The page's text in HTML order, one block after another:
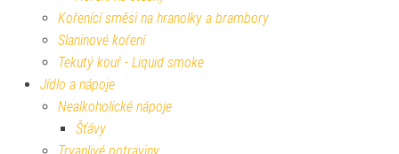
Kořenící směsi na hranolky a brambory
Slaninové koření
Tekutý kouř - Liquid smoke
Jídlo a nápoje
Nealkoholické nápoje
Šťávy